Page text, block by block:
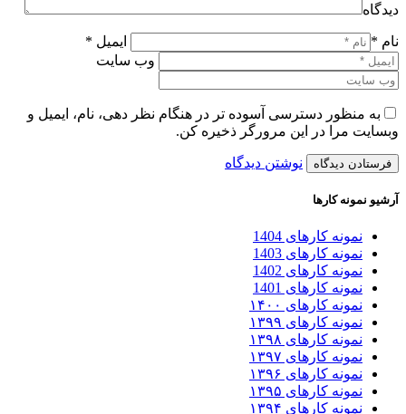
دیدگاه
نام *
ایمیل *
وب سایت
به منظور دسترسی آسوده تر در هنگام نظر دهی، نام، ایمیل و
وبسایت مرا در این مرورگر ذخیره کن.
نوشتن دیدگاه
آرشیو نمونه کارها
نمونه کارهای 1404
نمونه کارهای 1403
نمونه کارهای 1402
نمونه کارهای 1401
نمونه کارهای ۱۴۰۰
نمونه کارهای ۱۳۹۹
نمونه کارهای ۱۳۹۸
نمونه کارهای ۱۳۹۷
نمونه کارهای ۱۳۹۶
نمونه کارهای ۱۳۹۵
نمونه کارهای ۱۳۹۴